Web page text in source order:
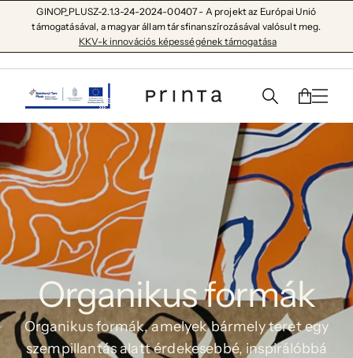
GINOP_PLUSZ-2.1.3-24-2024-00407 - A projekt az Európai Unió
támogatásával, a magyar állam társfinanszírozásával valósult meg.
KKV-k innovációs képességének támogatása
Organikus formák
Organikus formák, amelyek bármely teret egy
szempillantás alatt érdekesebbé, inspirálóbbá